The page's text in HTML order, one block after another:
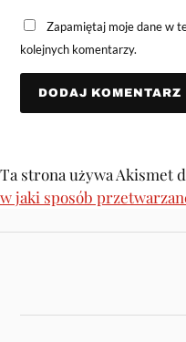
Zapamiętaj moje dane w
kolejnych komentarzy.
Ta strona używa Akismet
w jaki sposób